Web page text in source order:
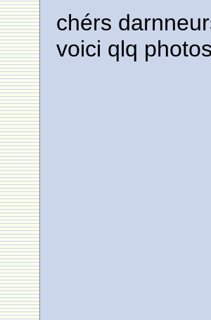
chérs
voici qlq